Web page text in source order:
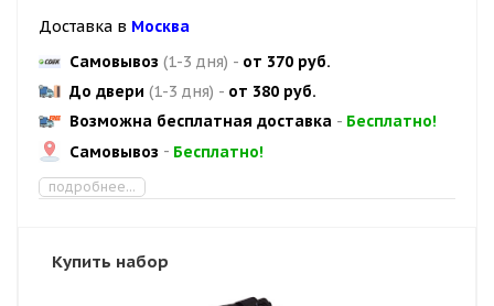
Доставка в Москва
Самовывоз (1-3 дня) - от 370 руб.
До двери (1-3 дня) - от 380 руб.
Возможна бесплатная доставка - Бесплатно!
Самовывоз - Бесплатно!
подробнее...
Купить набор